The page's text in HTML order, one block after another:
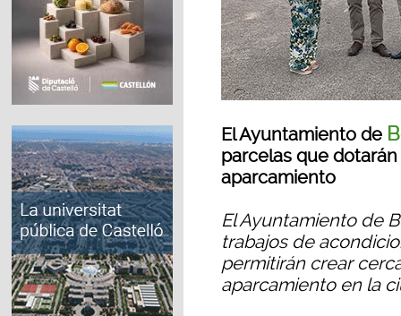
El Ayuntamiento de
parcelas que
aparcamiento
El Ayuntamiento de
trabajos de
permitirán crear
aparcamiento en la